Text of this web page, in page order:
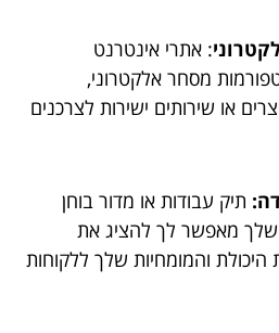
: אתרי אינטרנט
מסחר אלקטרוני,
או שירותים ישירות לצרכנים
תיק עבודות או מדור בוחן
מאפשר לך להציג את
והמומחיות שלך ללקוחות